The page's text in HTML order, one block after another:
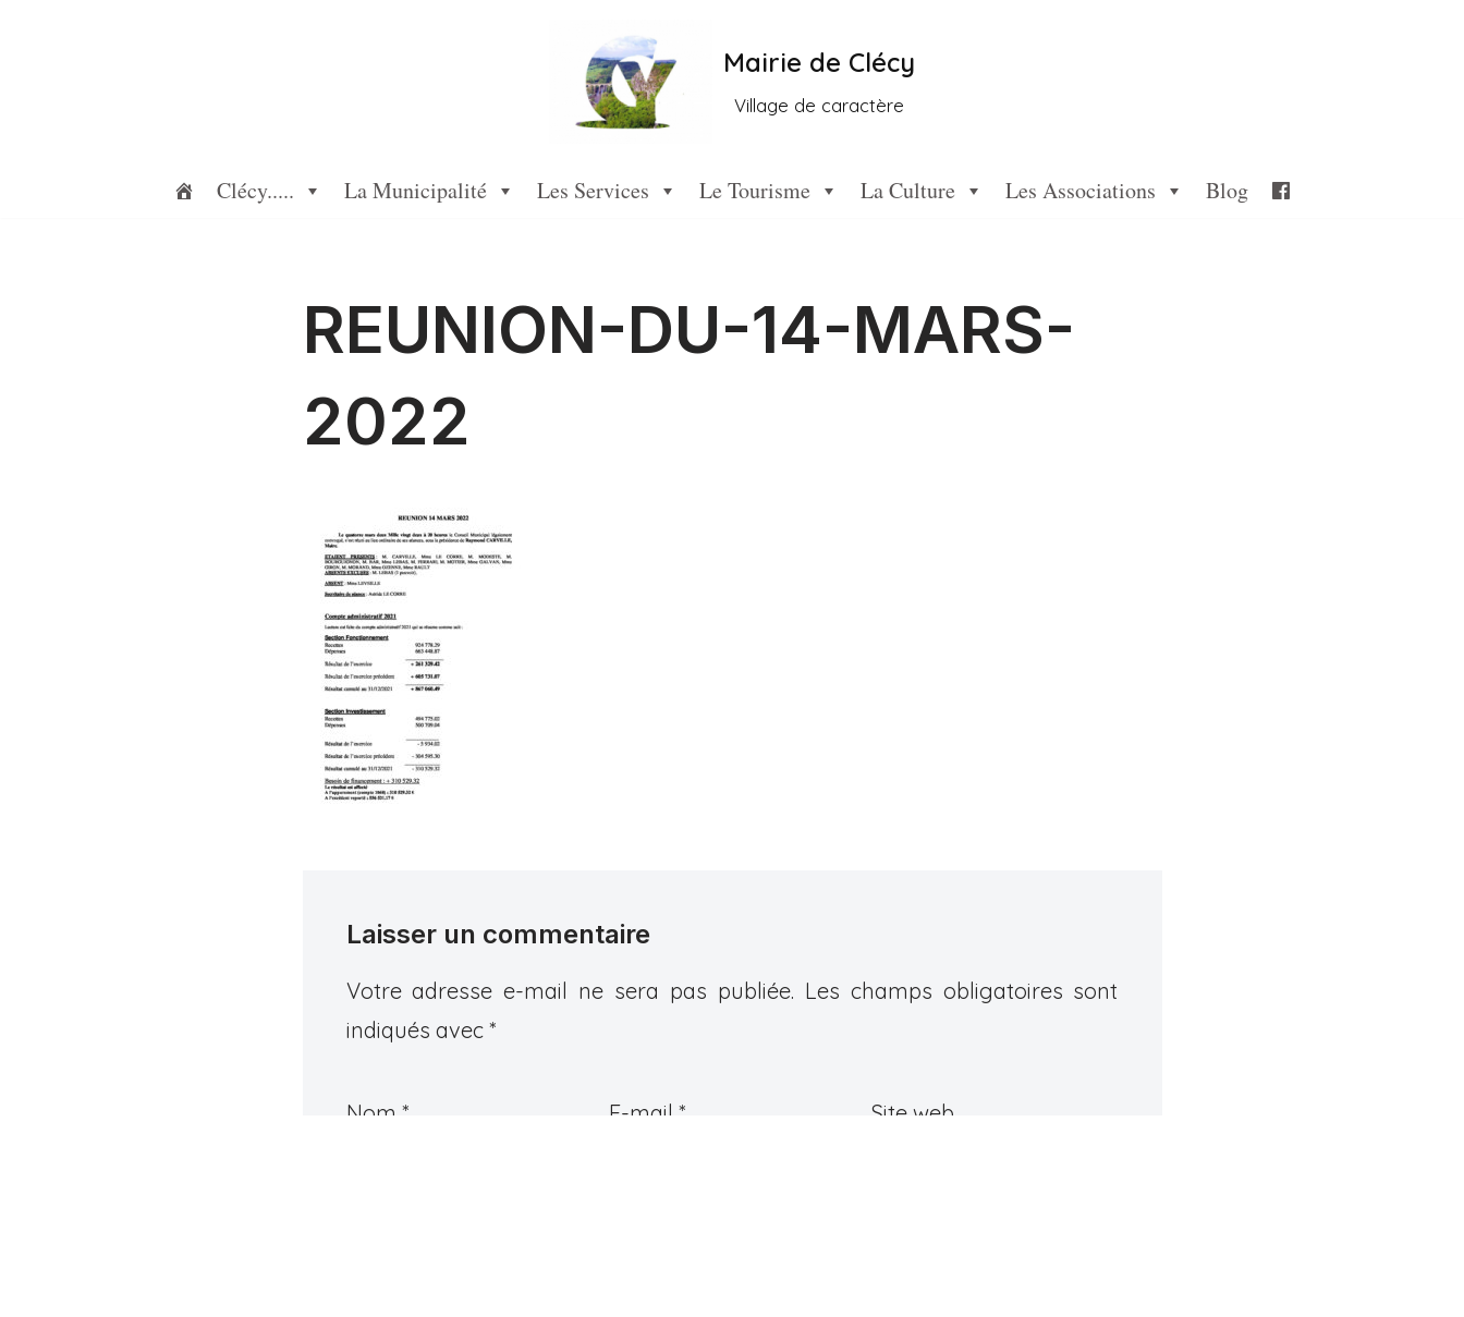
Mairie de Clécy
Village de caractère
Clécy..... La Municipalité Les Services Le Tourisme La Culture Les Associations Blog
REUNION-DU-14-MARS-
2022
Laisser un commentaire
Votre adresse e-mail ne sera pas publiée. Les champs obligatoires sont
indiqués avec *
Nom * E-mail * Site web